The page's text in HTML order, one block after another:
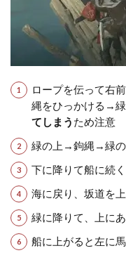
ロープを伝って右
縄をひっかける→緑
てしまう ため注意
緑の上→鉤縄→緑
下に降りて船に続
海に戻り、坂道を
緑に降りて、上に
船に上がると左に